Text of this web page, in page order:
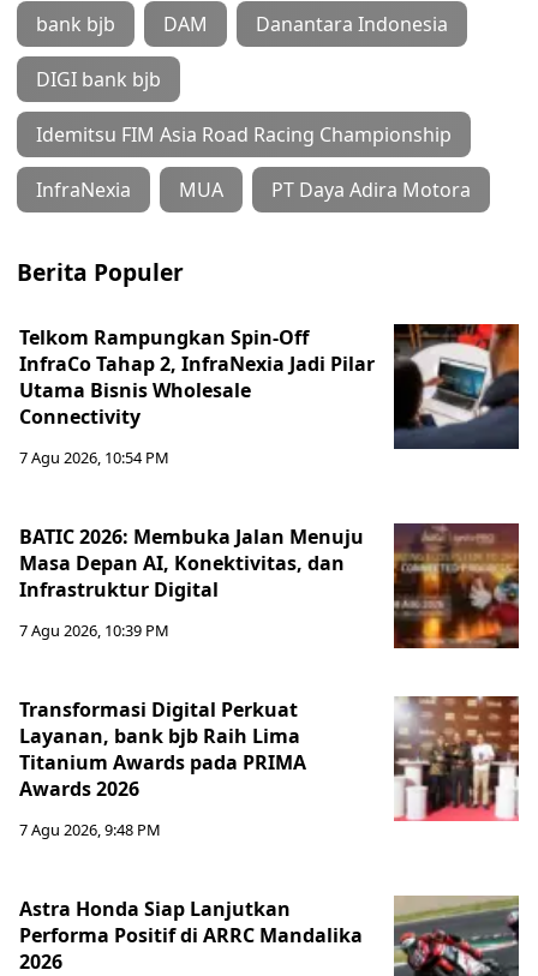
bank bjb DAM Danantara Indonesia
DIGI bank bjb
Idemitsu FIM Asia Road Racing Championship
InfraNexia MUA PT Daya Adira Motora
Berita Populer
Telkom Rampungkan Spin-Off
InfraCo Tahap 2, InfraNexia Jadi Pilar
Utama Bisnis Wholesale
Connectivity
7 Agu 2026, 10:54 PM
BATIC 2026: Membuka Jalan Menuju
Masa Depan AI, Konektivitas, dan
Infrastruktur Digital
7 Agu 2026, 10:39 PM
Transformasi Digital Perkuat
Layanan, bank bjb Raih Lima
Titanium Awards pada PRIMA
Awards 2026
7 Agu 2026, 9:48 PM
Astra Honda Siap Lanjutkan
Performa Positif di ARRC Mandalika
2026